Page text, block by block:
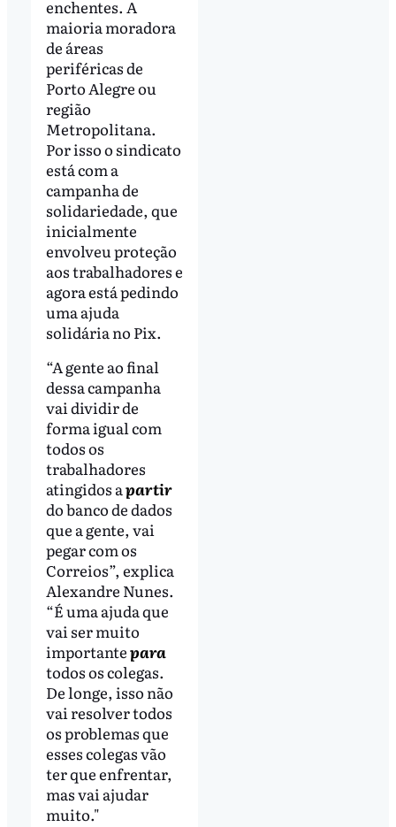
enchentes. A
maioria moradora
de áreas
periféricas de
Porto Alegre ou
região
Metropolitana.
Por isso o sindicato
está com a
campanha de
solidariedade, que
inicialmente
envolveu proteção
aos trabalhadores e
agora está pedindo
uma ajuda
solidária no Pix.
“A gente ao final
dessa campanha
vai dividir de
forma igual com
todos os
trabalhadores
atingidos apartir
do banco de dados
que a gente, vai
pegar com os
Correios”, explica
Alexandre Nunes.
“É uma ajuda que
vai ser muito
importantepara
todos os colegas.
De longe, isso não
vai resolver todos
os problemas que
esses colegas vão
ter que enfrentar,
mas vai ajudar
muito."